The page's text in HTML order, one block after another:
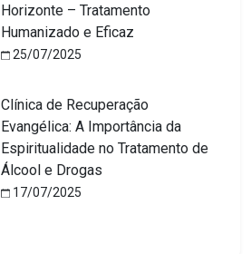
Horizonte – Tratamento
Humanizado e Eficaz
25/07/2025
Clínica de Recuperação
Evangélica: A Importância da
Espiritualidade no Tratamento de
Álcool e Drogas
17/07/2025